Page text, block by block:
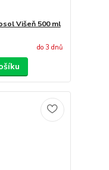
Višeň 500 ml
do 3 dnů